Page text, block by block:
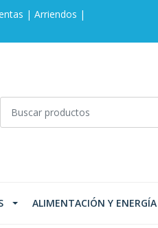
| Arriendos |
ALIMENTACIÓN Y ENERGÍA